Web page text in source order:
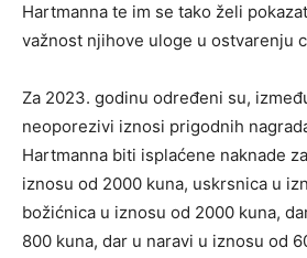
Hartmanna te im se tako želi
važnost njihove uloge u ostvarenju
Za 2023. godinu određeni su,
neoporezivi iznosi prigodnih
Hartmanna biti isplaćene naknade
iznosu od 2000 kuna, uskrsnica u
božićnica u iznosu od 2000 kuna,
800 kuna, dar u naravi u iznosu od